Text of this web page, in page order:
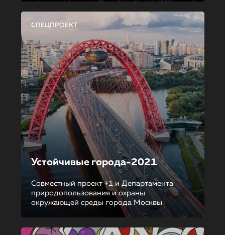
СПЕЦПРОЕКТ
Устойчивые города-2021
Совместный проект +1 и Департамента
природопользования и охраны
окружающей среды города Москвы